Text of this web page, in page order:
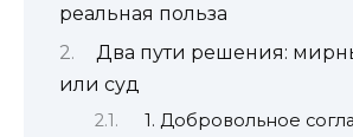
реальная польза
Два пути решения:
или суд
1. Добровольное